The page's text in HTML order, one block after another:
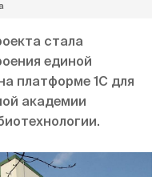
стала
единой
платформе 1С для
академии